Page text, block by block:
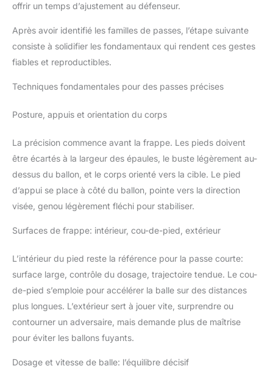
offrir un temps d’ajustement au défenseur.
Après avoir identifié les familles de passes, l’étape suivante
consiste à solidifier les fondamentaux qui rendent ces gestes
fiables et reproductibles.
Techniques fondamentales pour des passes précises
Posture, appuis et orientation du corps
La précision commence avant la frappe. Les pieds doivent
être écartés à la largeur des épaules, le buste légèrement au-
dessus du ballon, et le corps orienté vers la cible. Le pied
d’appui se place à côté du ballon, pointe vers la direction
visée, genou légèrement fléchi pour stabiliser.
Surfaces de frappe: intérieur, cou-de-pied, extérieur
L’intérieur du pied reste la référence pour la passe courte:
surface large, contrôle du dosage, trajectoire tendue. Le cou-
de-pied s’emploie pour accélérer la balle sur des distances
plus longues. L’extérieur sert à jouer vite, surprendre ou
contourner un adversaire, mais demande plus de maîtrise
pour éviter les ballons fuyants.
Dosage et vitesse de balle: l’équilibre décisif